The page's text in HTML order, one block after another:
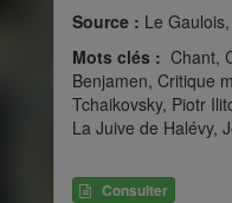
Source : Le
Mots clés : Chant,
Benjamen, Critique
Tchaikovsky, Piotr
La Juive de Halévy,
Consulter